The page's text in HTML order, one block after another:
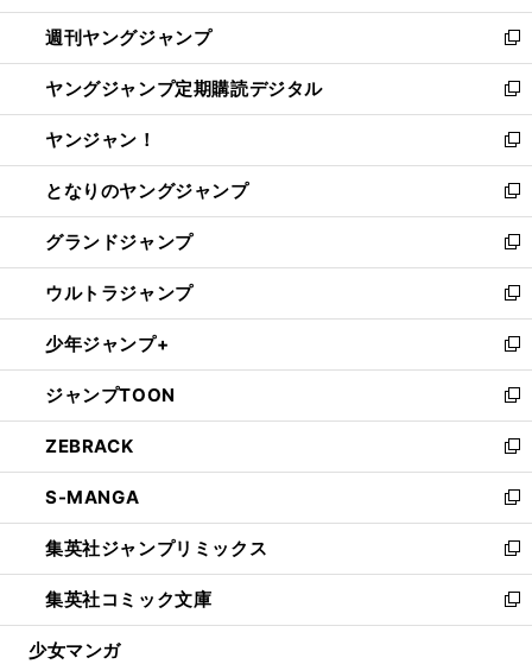
開
く
ウ
で
開
く
ン
ド
ウ
で
開
く
ウ
ィ
ン
ド
ウ
で
開
く
週刊ヤングジャンプ
新
し
い
ウ
ィ
ン
ド
ウ
で
開
く
ヤングジャンプ定期購読デジタル
新
し
い
ウ
ィ
ン
ド
ウ
で
開
く
ヤンジャン！
新
し
い
ウ
ィ
ン
ド
ウ
で
開
く
となりのヤングジャンプ
新
し
い
ウ
ィ
ン
ド
ウ
で
開
く
グランドジャンプ
新
し
い
ウ
ィ
ン
ド
ウ
で
開
く
ウルトラジャンプ
新
し
い
ウ
ィ
ン
ド
ウ
で
開
く
少年ジャンプ+
新
し
い
ウ
ィ
ン
ド
ウ
で
開
く
ジャンプTOON
新
し
い
ウ
ィ
ン
ド
ウ
で
開
ZEBRACK
新
し
い
ウ
ィ
ン
ド
ウ
S-MANGA
新
し
い
ウ
ィ
ン
集英社ジャンプリミックス
新
し
い
ウ
集英社コミック文庫
新
し
少女マンガ